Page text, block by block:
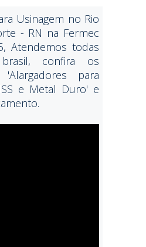
Usinagem no Rio
- RN na Fermec
Atendemos todas
confira os
para
e Metal Duro' e